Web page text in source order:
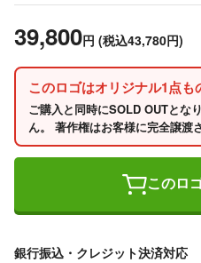
39,800円 (税込43,780円)
このロゴはオリジナル1点も
ご購入と同時にSOLD OUTとな
ん。 著作権はお客様に完全譲渡
このロ
銀行振込・クレジット決済対応